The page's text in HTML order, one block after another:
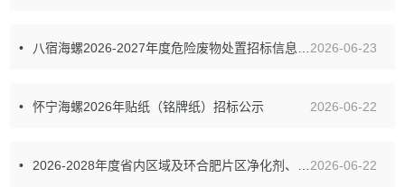
八宿海螺2026-2027年度危险废物处置招标信息公示 2026-06-23
怀宁海螺2026年贴纸（铭牌纸）招标公示 2026-06-22
2026-2028年度省内区域及环合肥片区净化剂、消毒剂第二次招标信息公示 2026-06-22